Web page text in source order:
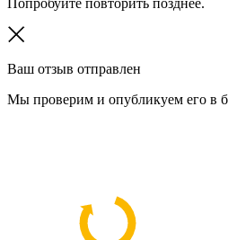
Попробуйте повторить позднее.
Ваш отзыв отправлен
Мы проверим и опубликуем его в